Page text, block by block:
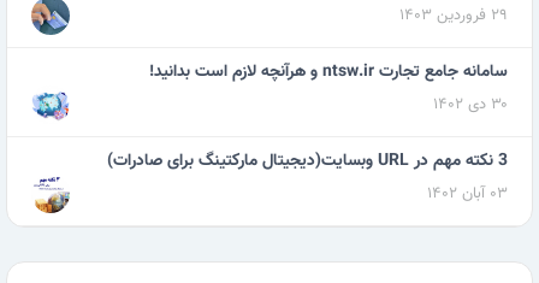
۲۹ فروردین ۱۴۰۳
سامانه جامع تجارت ntsw.ir و هرآنچه لازم است بدانید!
۳۰ دی ۱۴۰۲
3 نکته مهم در URL وبسایت(دیجیتال مارکتینگ برای صادرات)
۰۳ آبان ۱۴۰۲